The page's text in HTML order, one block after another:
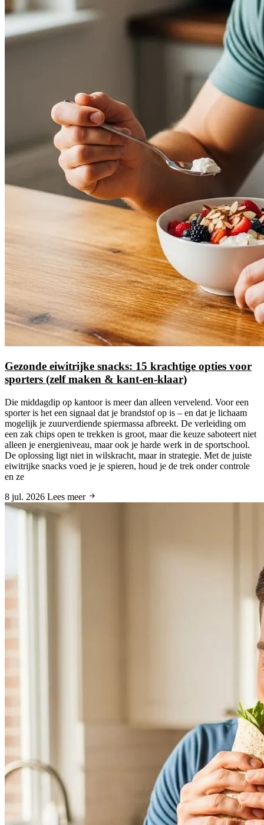
Gezonde eiwitrijke snacks: 15 krachtige opties voor
sporters (zelf maken & kant-en-klaar)
Die middagdip op kantoor is meer dan alleen vervelend. Voor een
sporter is het een signaal dat je brandstof op is – en dat je lichaam
mogelijk je zuurverdiende spiermassa afbreekt. De verleiding om
een zak chips open te trekken is groot, maar die keuze saboteert niet
alleen je energieniveau, maar ook je harde werk in de sportschool.
De oplossing ligt niet in wilskracht, maar in strategie. Met de juiste
eiwitrijke snacks voed je je spieren, houd je de trek onder controle
en ze
8 jul. 2026 Lees meer